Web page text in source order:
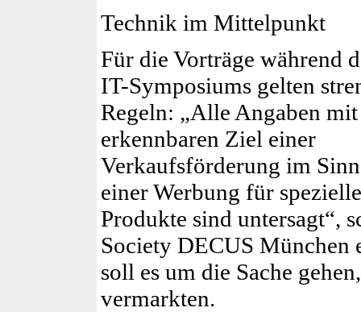
Technik im Mittelpunkt
Für die Vorträge während
IT-Symposiums gelten
Regeln: „Alle Angaben
erkennbaren Ziel einer
Verkaufsförderung im
einer Werbung für spezielle
Produkte sind untersagt“,
Society DECUS München
soll es um die Sache
vermarkten.